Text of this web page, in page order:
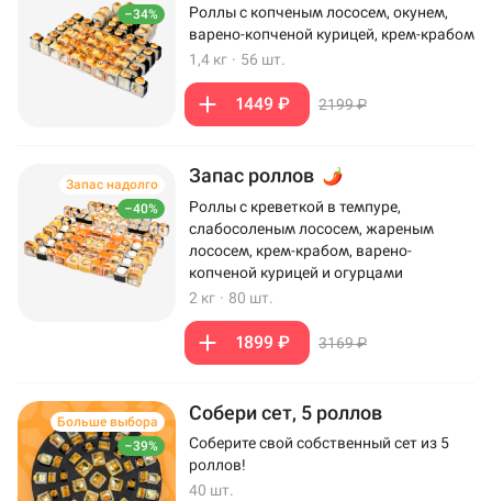
–34%
Роллы с копченым лососем, окунем,
варено-копченой курицей, крем-крабом
1,4 кг · 56 шт.
1449 ₽ 2199 ₽
–40%
Запас надолго Запас роллов
Роллы с креветкой в темпуре,
слабосоленым лососем, жареным
лососем, крем-крабом, варено-
копченой курицей и огурцами
2 кг · 80 шт.
1899 ₽ 3169 ₽
–39%
Больше выбора Собери сет, 5 роллов
Соберите свой собственный сет из 5
роллов!
40 шт.